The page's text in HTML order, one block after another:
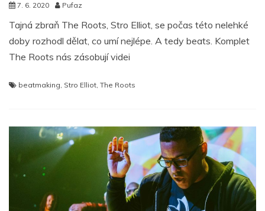
7. 6. 2020 Pufaz
Tajná zbraň The Roots, Stro Elliot, se počas této nelehké
doby rozhodl dělat, co umí nejlépe. A tedy beats. Komplet
The Roots nás zásobují videi
beatmaking, Stro Elliot, The Roots